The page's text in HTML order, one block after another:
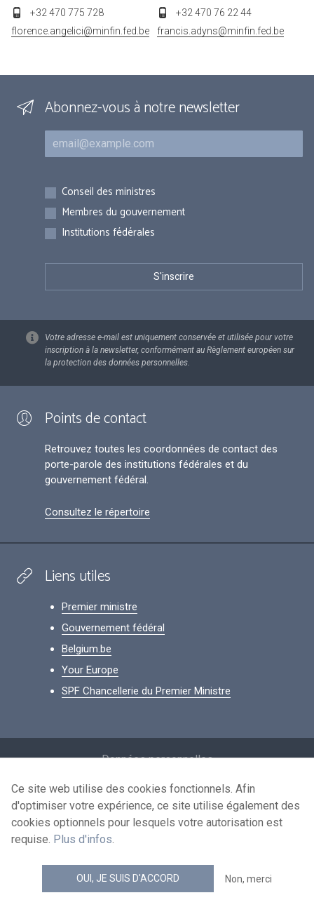
+32 470 775 728
florence.angelici@minfin.fed.be
+32 470 76 22 44
francis.adyns@minfin.fed.be
Abonnez-vous à notre newsletter
Courriel
Inscriptions
Conseil des ministres
Membres du gouvernement
Institutions fédérales
Votre adresse e-mail est uniquement conservée et utilisée pour votre
inscription à la newsletter, conformément au Règlement européen sur
la protection des données personnelles.
Points de contact
Retrouvez toutes les coordonnées de contact des
porte-parole des institutions fédérales et du
gouvernement fédéral.
Consultez le répertoire
Liens utiles
Premier ministre
Gouvernement fédéral
Belgium.be
Your Europe
SPF Chancellerie du Premier Ministre
Données personnelles
Conditions de réutilisation
Contactez-nous
news.belgium flux RSS
© 2026 - news.belgium.be
Ce site web utilise des cookies fonctionnels. Afin
d'optimiser votre expérience, ce site utilise également des
cookies optionnels pour lesquels votre autorisation est
requise. Plus d'infos.
OUI, JE SUIS D'ACCORD Non, merci